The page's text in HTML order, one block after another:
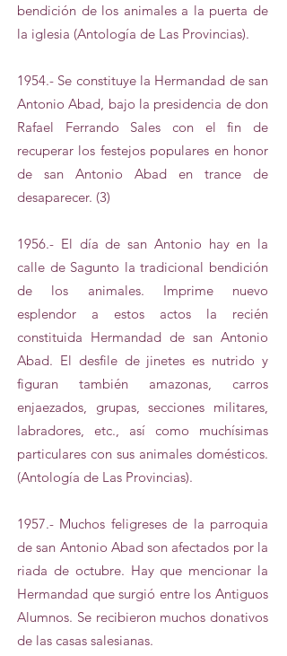
bendición de los animales a la puerta de
la iglesia (Antología de Las Provincias).
1954.- Se constituye la Hermandad de san
Antonio Abad, bajo la presidencia de don
Rafael Ferrando Sales con el fin de
recuperar los festejos populares en honor
de san Antonio Abad en trance de
desaparecer. (3)
1956.- El día de san Antonio hay en la
calle de Sagunto la tradicional bendición
de los animales. Imprime nuevo
esplendor a estos actos la recién
constituida Hermandad de san Antonio
Abad. El desfile de jinetes es nutrido y
figuran también amazonas, carros
enjaezados, grupas, secciones militares,
labradores, etc., así como muchísimas
particulares con sus animales domésticos.
(Antología de Las Provincias).
1957.- Muchos feligreses de la parroquia
de san Antonio Abad son afectados por la
riada de octubre. Hay que mencionar la
Hermandad que surgió entre los Antiguos
Alumnos. Se recibieron muchos donativos
de las casas salesianas.